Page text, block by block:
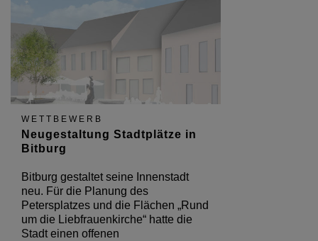
WETTBEWERB
Neugestaltung Stadtplätze in
Bitburg
Bitburg gestaltet seine Innenstadt
neu. Für die Planung des
Petersplatzes und die Flächen „Rund
um die Liebfrauenkirche“ hatte die
Stadt einen offenen